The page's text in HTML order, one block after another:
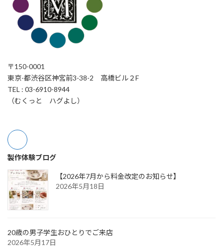
〒150-0001
東京-都渋谷区神宮前3-38-2 高橋ビル２F
TEL : 03-6910-8944
（むくっと ハグよし）
製作体験ブログ
【2026年7月から料金改定のお知らせ】
2026年5月18日
20歳の男子学生おひとりでご来店
2026年5月17日